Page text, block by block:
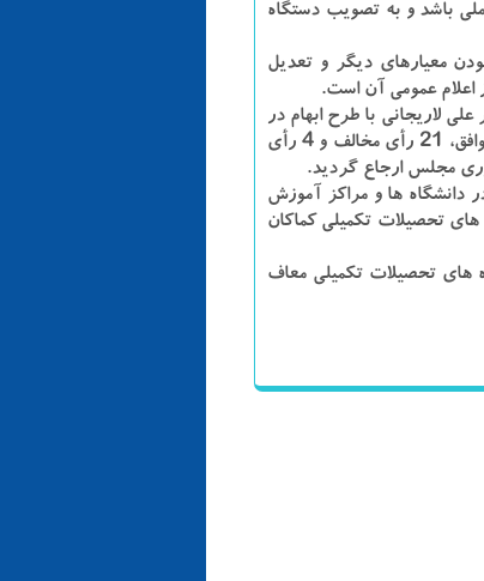
ملی باشد و به تصویب دستگاه
معیارهای دیگر و تعدیل
مجلس، دکتر علی لاریجانی با طرح ابهام در
رابطه با تبصره ۲ این ماده ارجاع آن را به رأی نمایندگان گذاشت که در نهایت با ۱۴۰ رأی موافق، ۲۱ رأی مخالف و ۴ رأی
در دانشگاه ها و مراکز آموزش
تحصیلات تکمیلی کماکان
های تحصیلات تکمیلی معاف